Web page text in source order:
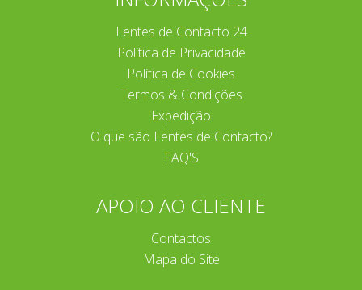
Lentes de Contacto 24
Política de Privacidade
Política de Cookies
Termos & Condições
Expedição
O que são Lentes de Contacto?
FAQ'S
APOIO AO CLIENTE
Contactos
Mapa do Site